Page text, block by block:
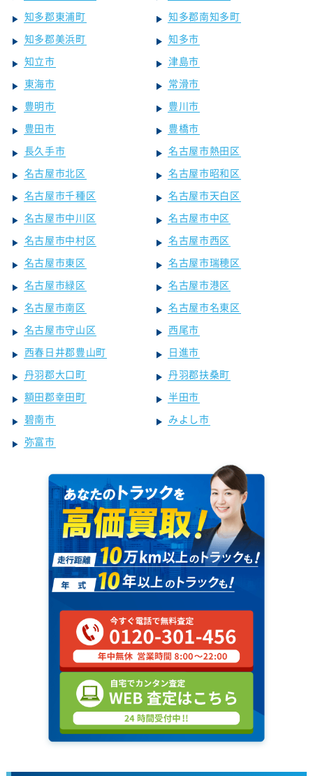
知多郡東浦町
知多郡南知多町
知多郡美浜町
知多市
知立市
津島市
東海市
常滑市
豊明市
豊川市
豊田市
豊橋市
長久手市
名古屋市熱田区
名古屋市北区
名古屋市昭和区
名古屋市千種区
名古屋市天白区
名古屋市中川区
名古屋市中区
名古屋市中村区
名古屋市西区
名古屋市東区
名古屋市瑞穂区
名古屋市緑区
名古屋市港区
名古屋市南区
名古屋市名東区
名古屋市守山区
西尾市
西春日井郡豊山町
日進市
丹羽郡大口町
丹羽郡扶桑町
額田郡幸田町
半田市
碧南市
みよし市
弥富市